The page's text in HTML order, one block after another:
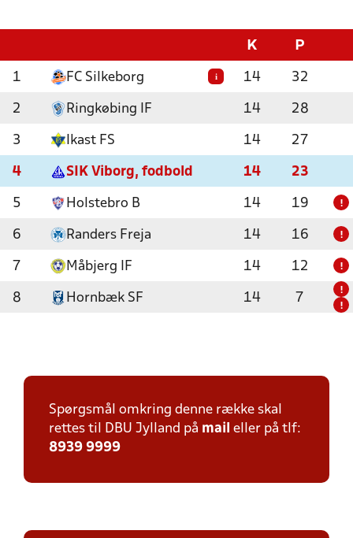
K P
1 FC Silkeborg i 14 32
2 Ringkøbing IF 14 28
3 Ikast FS 14 27
4 SIK Viborg, fodbold 14 23
5 Holstebro B 14 19 !
6 Randers Freja 14 16 !
7 Måbjerg IF 14 12 !
8 Hornbæk SF 14 7
!
!
Spørgsmål omkring denne række skal
rettes til DBU Jylland på mail eller på tlf:
8939 9999